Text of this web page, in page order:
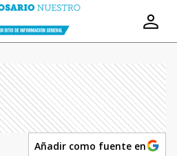
Añadir como fuente en